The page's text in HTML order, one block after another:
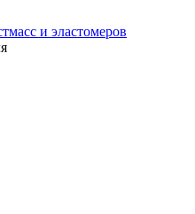
и эластомеров